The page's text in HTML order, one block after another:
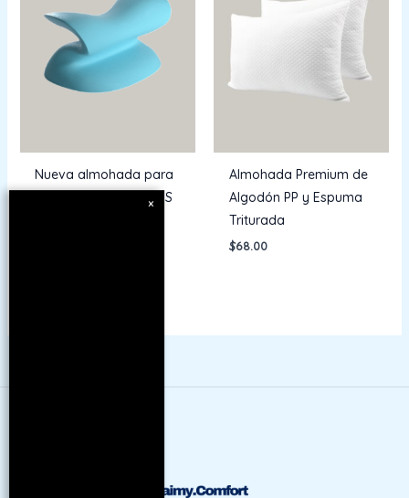
Nueva almohada para
el cuello en forma de S
Almohada Premium de
Algodón PP y Espuma
Triturada
$68.00
×